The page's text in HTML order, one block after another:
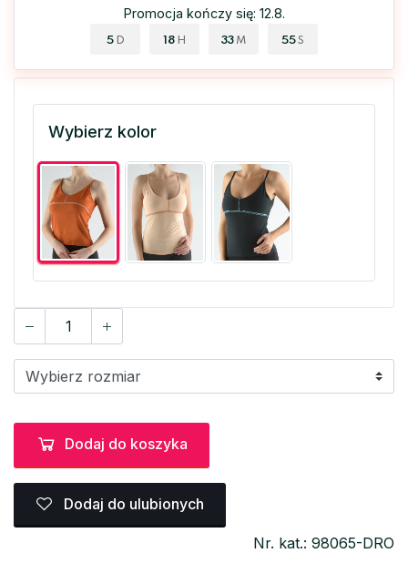
Promocja kończy się: 12.8.
5 D 18 H 33 M 55S
Wybierz kolor
Dodaj do koszyka
Dodaj do ulubionych
Nr. kat.: 98065-DRO